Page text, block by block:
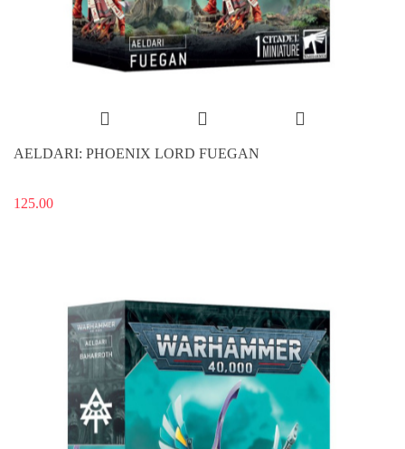
AELDARI: PHOENIX LORD FUEGAN
125.00